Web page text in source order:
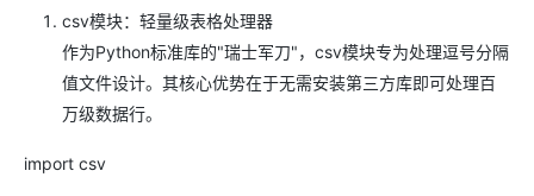
csv模块：轻量级表格处理器
作为Python标准库的"瑞士军刀"，csv模块专为处理逗号分隔
值文件设计。其核心优势在于无需安装第三方库即可处理百
万级数据行。
import csv